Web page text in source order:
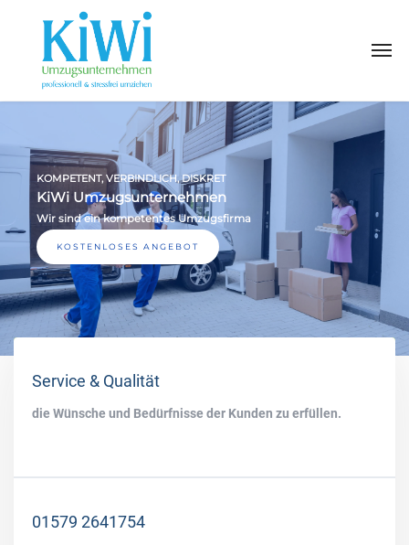
KOMPETENT, VERBINDLICH, DISKRET
KiWi Umzugsunternehmen
Wir sind ein kompetentes Umzugsfirma
KOSTENLOSES ANGEBOT
Service & Qualität
die Wünsche und Bedürfnisse der Kunden zu erfüllen.
01579 2641754